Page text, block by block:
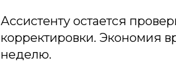
Ассистенту остается
корректировки. Экономия
неделю.